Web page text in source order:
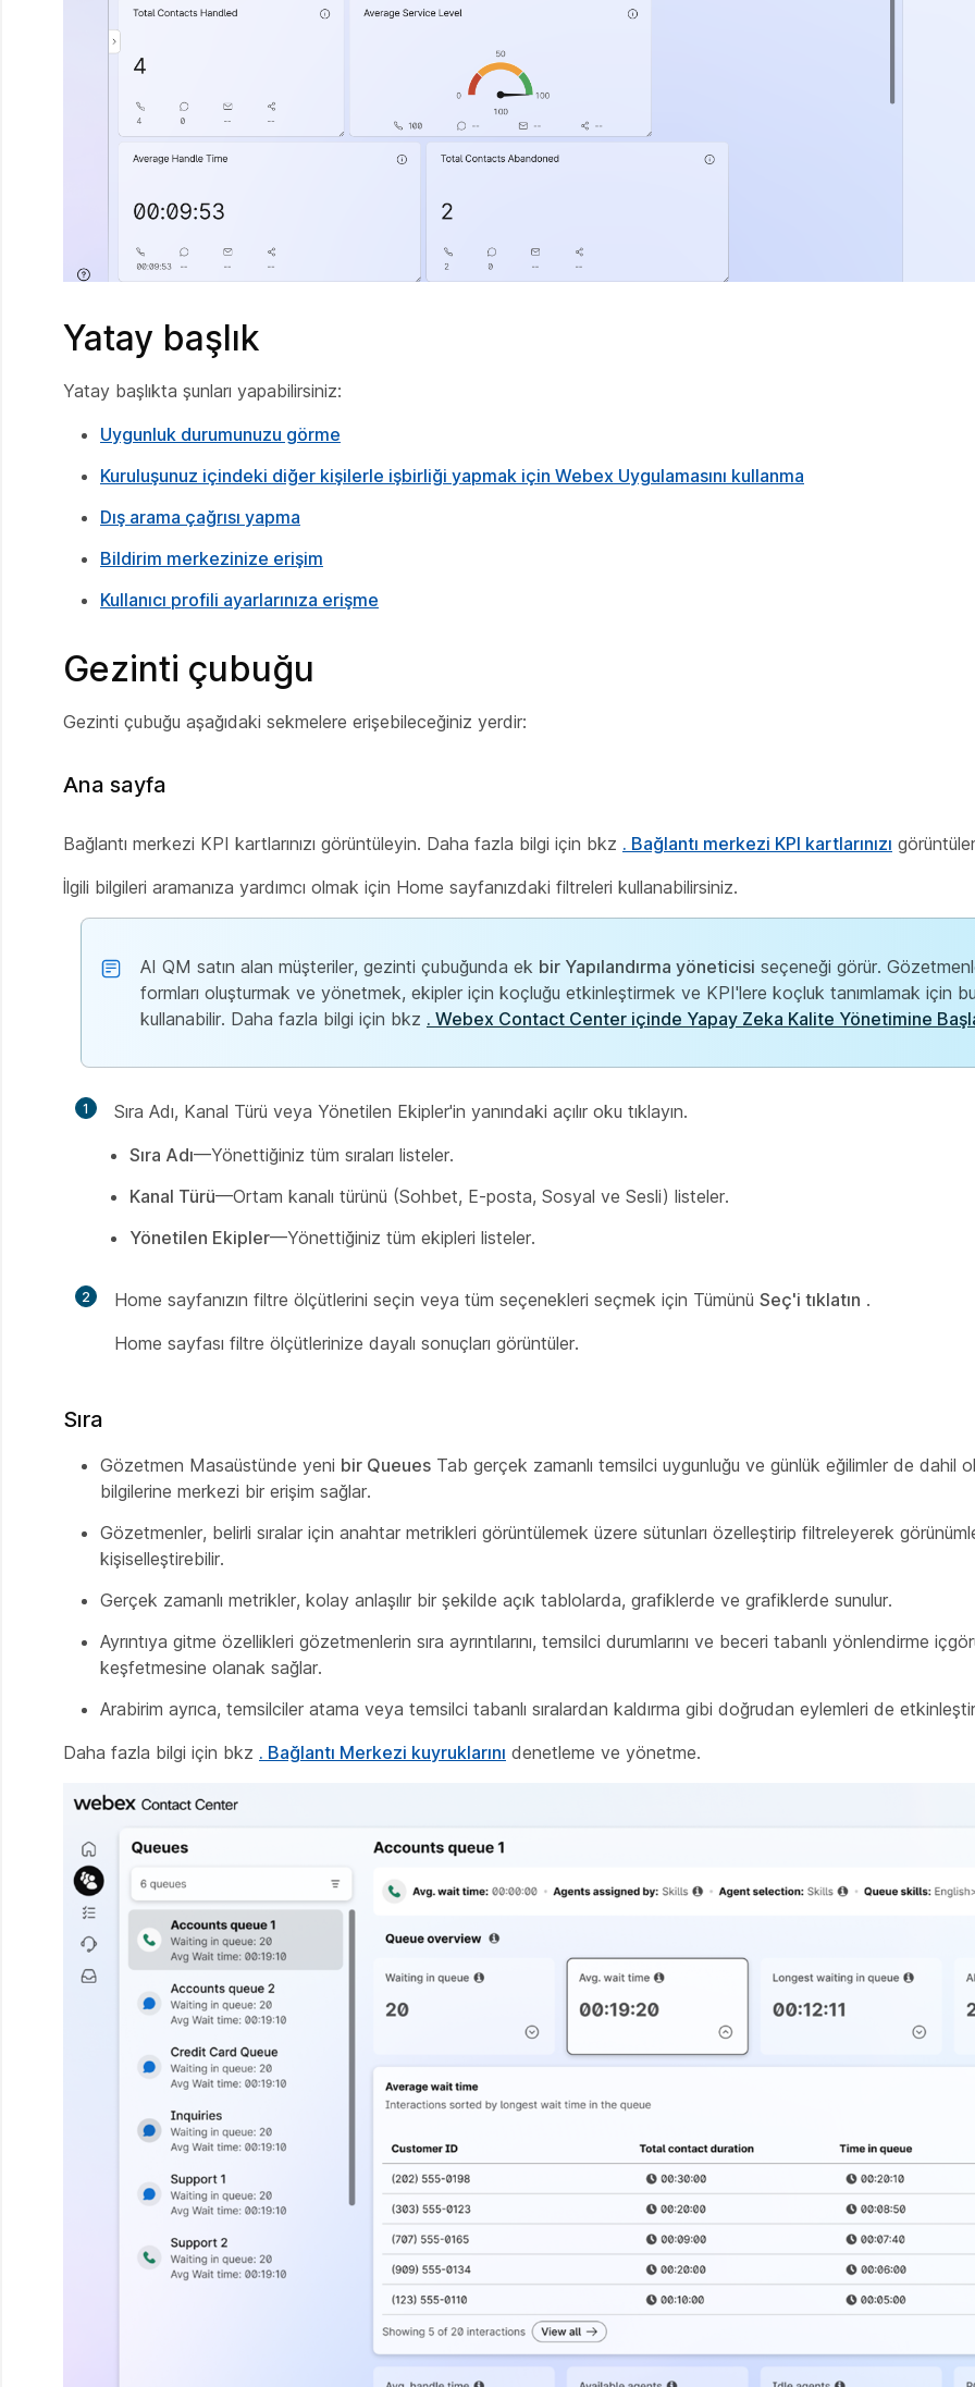
Yatay başlık
Yatay başlıkta şunları yapabilirsiniz:
Uygunluk durumunuzu görme
Kuruluşunuz içindeki diğer kişilerle işbirliği yapmak için Webex Uygulamasını kullanma
Dış arama çağrısı yapma
Bildirim merkezinize erişim
Kullanıcı profili ayarlarınıza erişme
Gezinti çubuğu
Gezinti çubuğu aşağıdaki sekmelere erişebileceğiniz yerdir:
Ana sayfa
Bağlantı merkezi KPI kartlarınızı görüntüleyin. Daha fazla bilgi için bkz . Bağlantı merkezi KPI kartlarınızı
İlgili bilgileri aramanıza yardımcı olmak için Home sayfanızdaki filtreleri kullanabilirsiniz.
AI QM satın alan müşteriler, gezinti çubuğunda ek bir Yapılandırma yöneticisi seçeneği görür.
formları oluşturmak ve yönetmek, ekipler için koçluğu etkinleştirmek ve KPI'lere koçluk tanımlamak için
kullanabilir. Daha fazla bilgi için bkz . Webex Contact Center içinde Yapay Zeka Kalite Yönetimine
1
Sıra Adı, Kanal Türü veya Yönetilen Ekipler'in yanındaki açılır oku tıklayın.
Sıra Adı—Yönettiğiniz tüm sıraları listeler.
Kanal Türü—Ortam kanalı türünü (Sohbet, E-posta, Sosyal ve Sesli) listeler.
Yönetilen Ekipler—Yönettiğiniz tüm ekipleri listeler.
2 Home sayfanızın filtre ölçütlerini seçin veya tüm seçenekleri seçmek için Tümünü Seç'i tıklatın .
Home sayfası filtre ölçütlerinize dayalı sonuçları görüntüler.
Sıra
Gözetmen Masaüstünde yeni bir Queues Tab gerçek zamanlı temsilci uygunluğu ve günlük eğilimler de dahil
bilgilerine merkezi bir erişim sağlar.
Gözetmenler, belirli sıralar için anahtar metrikleri görüntülemek üzere sütunları özelleştirip filtreleyerek
kişiselleştirebilir.
Gerçek zamanlı metrikler, kolay anlaşılır bir şekilde açık tablolarda, grafiklerde ve grafiklerde sunulur.
Ayrıntıya gitme özellikleri gözetmenlerin sıra ayrıntılarını, temsilci durumlarını ve beceri tabanlı yönlendirme
keşfetmesine olanak sağlar.
Arabirim ayrıca, temsilciler atama veya temsilci tabanlı sıralardan kaldırma gibi doğrudan eylemleri de
Daha fazla bilgi için bkz . Bağlantı Merkezi kuyruklarını denetleme ve yönetme.